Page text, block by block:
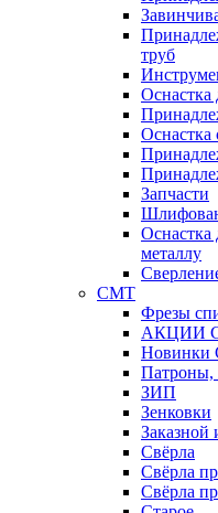
труб
Оснастка
Оснастка
Запчасти
Оснастка
металлу
CMT
Фрезы
АКЦИИ
Новинки
Патроны,
ЗИП
Зенковки
Заказной
Свёрла
Свёрла
Свёрла